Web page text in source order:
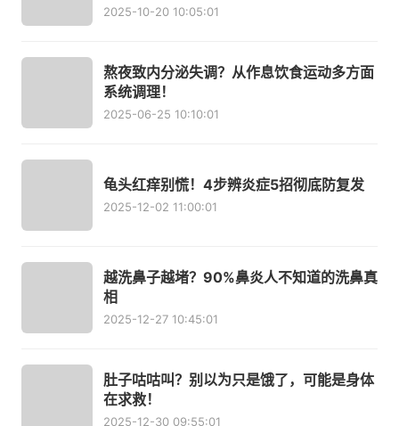
2025-10-20 10:05:01
熬夜致内分泌失调？从作息饮食运动多方面
系统调理！
2025-06-25 10:10:01
龟头红痒别慌！4步辨炎症5招彻底防复发
2025-12-02 11:00:01
越洗鼻子越堵？90%鼻炎人不知道的洗鼻真
相
2025-12-27 10:45:01
肚子咕咕叫？别以为只是饿了，可能是身体
在求救！
2025-12-30 09:55:01